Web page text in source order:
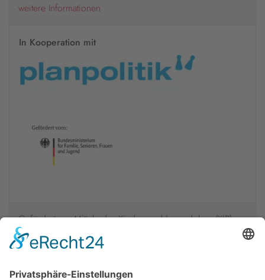
weitere Informationen
In Kooperation mit
Gefördert aus Mitteln des Kinder- und Jugendplans (KJP).
Die Veranstaltung findet im Rahmen der Evangelischen
Trägergruppe für gesellschaftspolitische Jugendbildung statt
Frauen und Jugend gefördert.